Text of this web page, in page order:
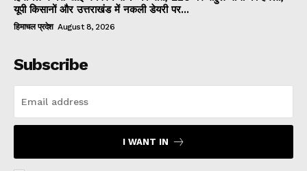
यूपी किसानों और उत्तराखंड में नकली डेयरी पर...
हिमाचल प्रदेश August 8, 2026
Subscribe
I WANT IN